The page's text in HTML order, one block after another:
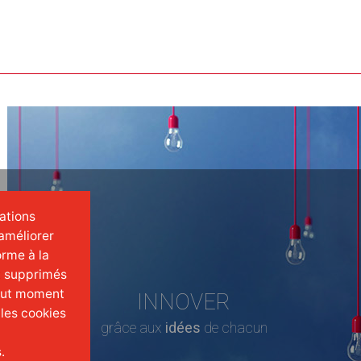
INNOVER
grâce aux idées de chacun
à la
supprimés
moment
cookies